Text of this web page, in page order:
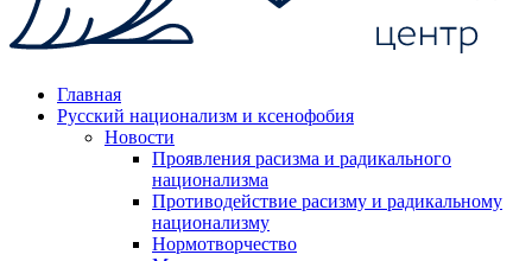
Главная
Русский национализм и ксенофобия
Новости
Проявления расизма и радикального
национализма
Противодействие расизму и радикальному
национализму
Нормотворчество